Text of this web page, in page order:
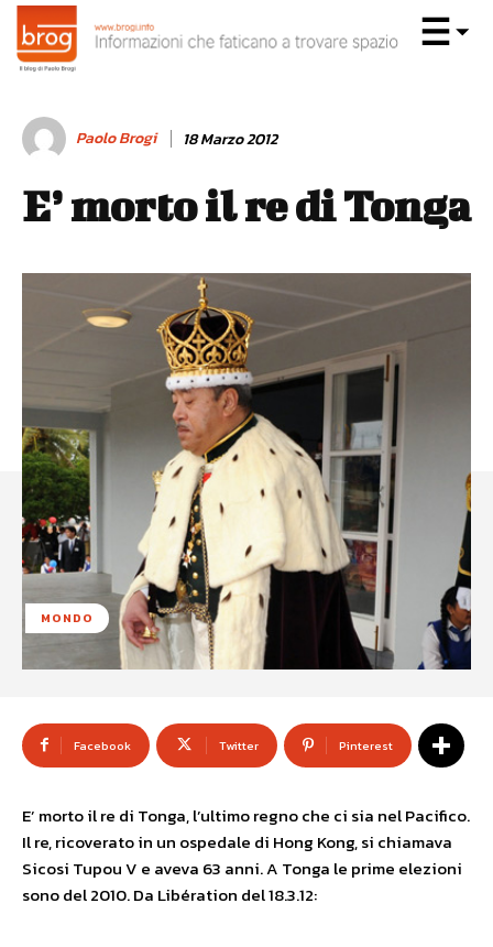
Paolo Brogi 18 Marzo 2012
E’ morto il re di Tonga
MONDO
Facebook Twitter Pinterest
E’ morto il re di Tonga, l’ultimo regno che ci sia nel Pacifico.
Il re, ricoverato in un ospedale di Hong Kong, si chiamava
Sicosi Tupou V e aveva 63 anni. A Tonga le prime elezioni
sono del 2010. Da Libération del 18.3.12: